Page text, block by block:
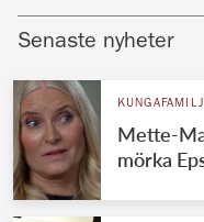
Senaste nyheter
Mette-
mörka